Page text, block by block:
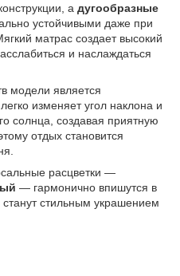
а дугообразные
устойчивыми даже при
матрас создает высокий
и наслаждаться
модели является
легко изменяет угол наклона и
солнца, создавая приятную
отдых становится
расцветки —
— гармонично впишутся в
стильным украшением